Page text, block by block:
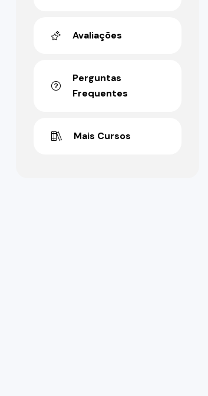
Avaliações
Perguntas
Frequentes
Mais Cursos